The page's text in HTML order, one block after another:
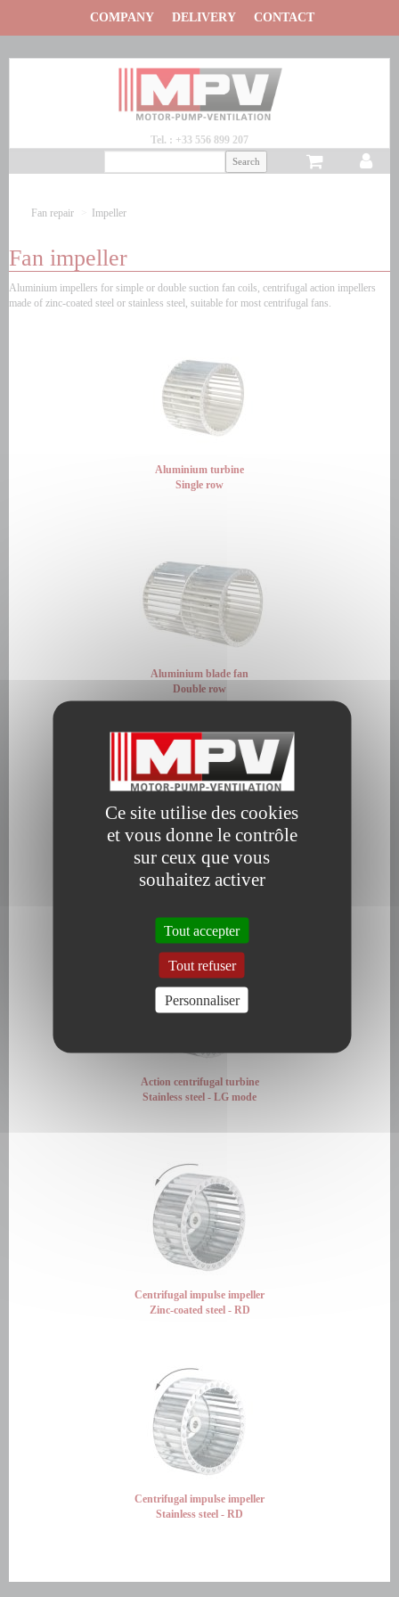
Tel. : +33 556 899 207
COMPANY DELIVERY CONTACT
Fan repair Impeller
Fan impeller
Aluminium impellers for simple or double suction fan coils, centrifugal action impellers
made of zinc-coated steel or stainless steel, suitable for most centrifugal fans.
Aluminium turbine
Single row
Aluminium blade fan
Double row
Action centrifugal turbine
Action centrifugal turbine
Stainless steel - LG mode
Centrifugal impulse impeller
Zinc-coated steel - RD
Centrifugal impulse impeller
Stainless steel - RD
Ce site utilise des cookies
et vous donne le contrôle
sur ceux que vous
souhaitez activer
Tout accepter
Tout refuser
Personnaliser